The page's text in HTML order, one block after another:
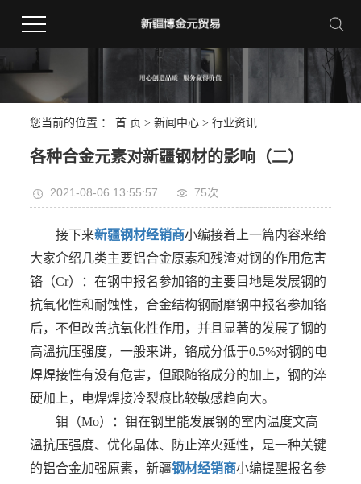
您当前的位置 ：首 页 >新闻中心 >行业资讯
各种合金元素对新疆钢材的影响（二）
2021-08-06 13:55:57 75次
接下来新疆钢材经销商小编接着上一篇内容来给
大家介绍几类主要铝合金原素和残渣对钢的作用危害
铬（Cr）：在钢中报名参加铬的主要目地是发展钢的
抗氧化性和耐蚀性，合金结构钢耐磨钢中报名参加铬
后，不但改善抗氧化性作用，并且显著的发展了钢的
高溫抗压强度，一般来讲，铬成分低于0.5%对钢的电
焊焊接性有没有危害，但跟随铬成分的加上，钢的淬
硬加上，电焊焊接冷裂痕比较敏感趋向大。
钼（Mo）：钼在钢里能发展钢的室内温度文高
溫抗压强度、优化晶体、防止淬火延性，是一种关键
的铝合金加强原素，新疆钢材经销商小编提醒报名参